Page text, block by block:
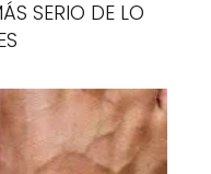
SERIO DE LO